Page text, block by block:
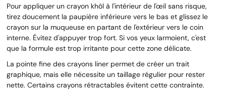
Pour appliquer un crayon khôl à l'intérieur de l'œil sans risque,
tirez doucement la paupière inférieure vers le bas et glissez le
crayon sur la muqueuse en partant de l'extérieur vers le coin
interne. Évitez d'appuyer trop fort. Si vos yeux larmoient, c'est
que la formule est trop irritante pour cette zone délicate.
La pointe fine des crayons liner permet de créer un trait
graphique, mais elle nécessite un taillage régulier pour rester
nette. Certains crayons rétractables évitent cette contrainte.